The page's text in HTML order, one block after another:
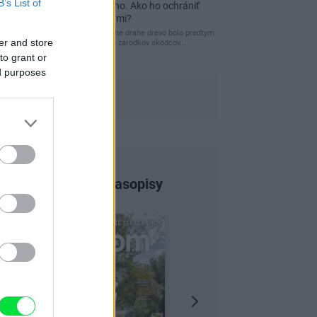
List of
and store
grant or
purposes
a môže vás vyjsť draho. Ako ho ochrániť
pred hnitím a škodcami?
clovek by cakal ze vysusene drahe drevo bolo predtym
naparovane aby sa zbavilo zarodkov skodcov...
Najnovšie časopisy